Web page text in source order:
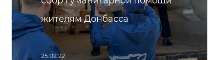
жителям Донбасса
25.02.22